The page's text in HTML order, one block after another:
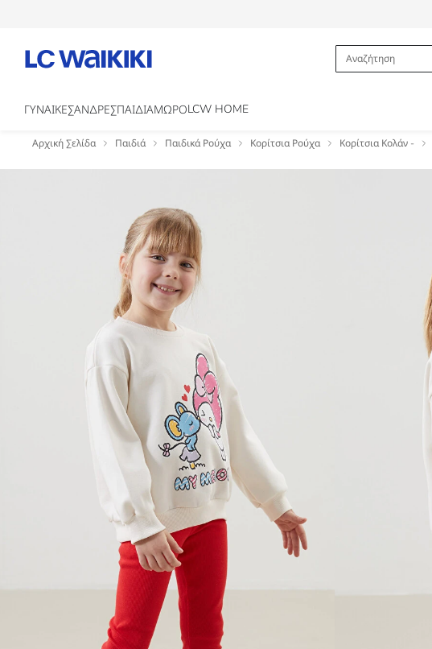
ΓΥΝΑΙΚΕΣΑΝΔΡΕΣΠΑΙΔΙΑΜΩΡΟLCW HOME
Αρχική Σελίδα Παιδιά Παιδικά Ρούχα Κορίτσια Ρούχα Κορίτσια Κολάν -